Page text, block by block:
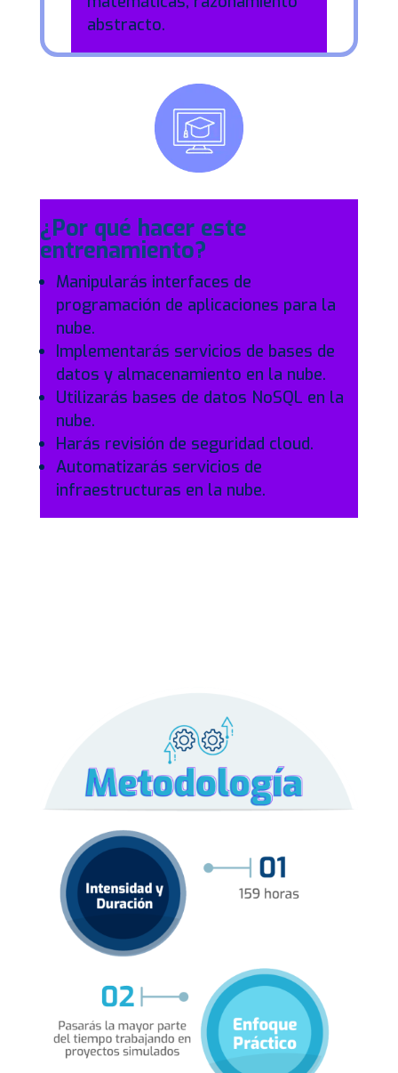
abstracto.
¿Por qué hacer este
entrenamiento?
Manipularás interfaces de
programación de aplicaciones para la
nube.
Implementarás servicios de bases de
datos y almacenamiento en la nube.
Utilizarás bases de datos NoSQL en la
nube.
Harás revisión de seguridad cloud.
Automatizarás servicios de
infraestructuras en la nube.